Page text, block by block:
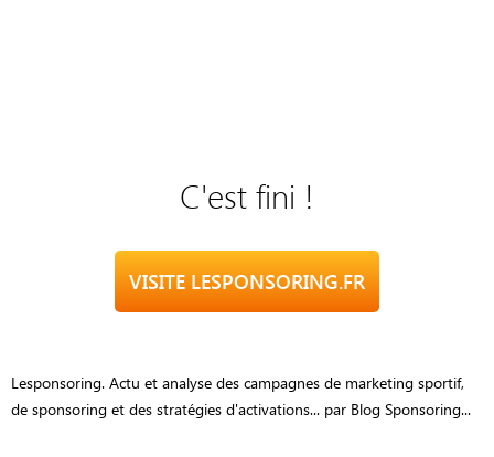
C'est fini !
VISITE LESPONSORING.FR
Lesponsoring. Actu et analyse des campagnes de marketing sportif,
de sponsoring et des stratégies d'activations... par Blog Sponsoring...